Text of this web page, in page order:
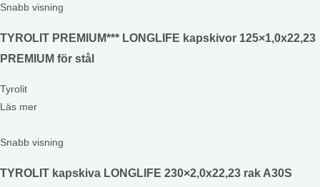
Snabb visning
TYROLIT PREMIUM*** LONGLIFE kapskivor 125×1,0x22,23
PREMIUM för stål
Tyrolit
Läs mer
Snabb visning
TYROLIT kapskiva LONGLIFE 230×2,0x22,23 rak A30S